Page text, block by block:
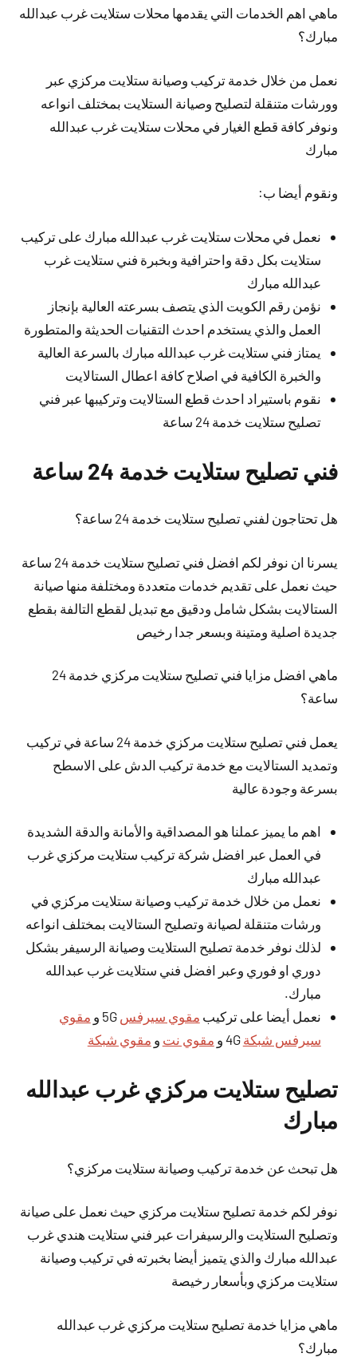
ماهي اهم الخدمات التي يقدمها محلات ستلايت غرب عبدالله
مبارك؟
نعمل من خلال خدمة تركيب وصيانة ستلايت مركزي عبر
وورشات متنقلة لتصليح وصيانة الستلايت بمختلف انواعه
ونوفر كافة قطع الغيار في محلات ستلايت غرب عبدالله
مبارك
ونقوم أيضا ب:
نعمل في محلات ستلايت غرب عبدالله مبارك على تركيب
ستلايت بكل دقة واحترافية وبخبرة فني ستلايت غرب
عبدالله مبارك
نؤمن رقم الكويت الذي يتصف بسرعته العالية بإنجاز
العمل والذي يستخدم احدث التقنيات الحديثة والمتطورة
يمتاز فني ستلايت غرب عبدالله مبارك بالسرعة العالية
والخبرة الكافية في اصلاح كافة اعطال الستالايت
نقوم باستيراد احدث قطع الستالايت وتركيبها عبر فني
تصليح ستلايت خدمة 24 ساعة
فني تصليح ستلايت خدمة 24 ساعة
هل تحتاجون لفني تصليح ستلايت خدمة 24 ساعة؟
يسرنا ان نوفر لكم افضل فني تصليح ستلايت خدمة 24 ساعة
حيث نعمل على تقديم خدمات متعددة ومختلفة منها صيانة
الستالايت بشكل شامل ودقيق مع تبديل لقطع التالفة بقطع
جديدة اصلية ومتينة وبسعر جدا رخيص
ماهي افضل مزايا فني تصليح ستلايت مركزي خدمة 24
ساعة؟
يعمل فني تصليح ستلايت مركزي خدمة 24 ساعة في تركيب
وتمديد الستالايت مع خدمة تركيب الدش على الاسطح
بسرعة وجودة عالية
اهم ما يميز عملنا هو المصداقية والأمانة والدقة الشديدة
في العمل عبر افضل شركة تركيب ستلايت مركزي غرب
عبدالله مبارك
نعمل من خلال خدمة تركيب وصيانة ستلايت مركزي في
ورشات متنقلة لصيانة وتصليح الستالايت بمختلف انواعه
لذلك نوفر خدمة تصليح الستلايت وصيانة الرسيفر بشكل
دوري او فوري وعبر افضل فني ستلايت غرب عبدالله
مبارك.
نعمل أيضا على تركيب مقوي سيرفس 5G و
مقوي
سيرفس شبكة 4G و مقوي نت و مقوي شبكة
تصليح ستلايت مركزي غرب عبدالله
مبارك
هل تبحث عن خدمة تركيب وصيانة ستلايت مركزي؟
نوفر لكم خدمة تصليح ستلايت مركزي حيث نعمل على صيانة
وتصليح الستلايت والرسيفرات عبر فني ستلايت هندي غرب
عبدالله مبارك والذي يتميز أيضا بخبرته في تركيب وصيانة
ستلايت مركزي وبأسعار رخيصة
ماهي مزايا خدمة تصليح ستلايت مركزي غرب عبدالله
مبارك؟